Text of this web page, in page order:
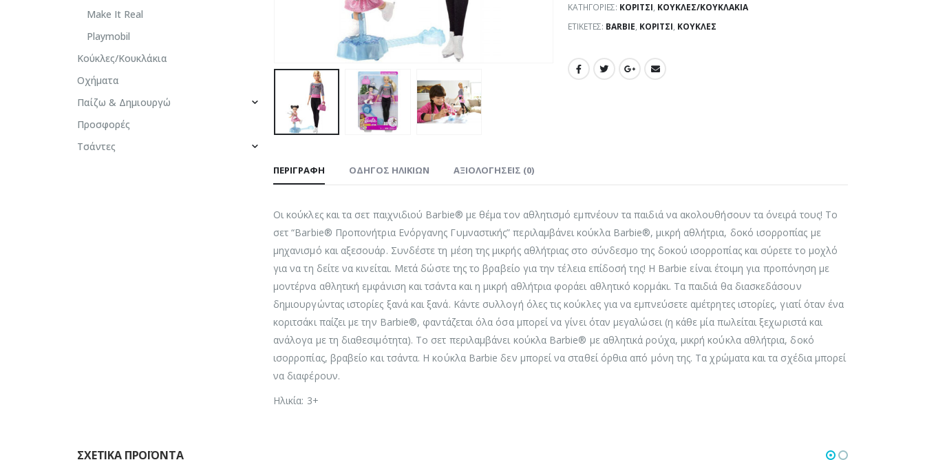
ΚΑΤΗΓΟΡΊΕΣ: ΚΟΡΊΤΣΙ, ΚΟΎΚΛΕΣ/ΚΟΥΚΛΆΚΙΑ
ΕΤΙΚΈΤΕΣ: BARBIE, ΚΟΡΊΤΣΙ, ΚΟΎΚΛΕΣ
ΠΕΡΙΓΡΑΦΉ ΟΔΗΓΌΣ ΗΛΙΚΙΏΝ ΑΞΙΟΛΟΓΉΣΕΙΣ (0)
Οι κούκλες και τα σετ παιχνιδιού Barbie® με θέμα τον αθλητισμό εμπνέουν τα παιδιά να ακολουθήσουν τα όνειρά τους! Το
σετ “Barbie® Προπονήτρια Ενόργανης Γυμναστικής” περιλαμβάνει κούκλα Barbie®, μικρή αθλήτρια, δοκό ισορροπίας με
μηχανισμό και αξεσουάρ. Συνδέστε τη μέση της μικρής αθλήτριας στο σύνδεσμο της δοκού ισορροπίας και σύρετε το μοχλό
για να τη δείτε να κινείται. Μετά δώστε της το βραβείο για την τέλεια επίδοσή της! Η Barbie είναι έτοιμη για προπόνηση με
μοντέρνα αθλητική εμφάνιση και τσάντα και η μικρή αθλήτρια φοράει αθλητικό κορμάκι. Τα παιδιά θα διασκεδάσουν
δημιουργώντας ιστορίες ξανά και ξανά. Κάντε συλλογή όλες τις κούκλες για να εμπνεύσετε αμέτρητες ιστορίες, γιατί όταν ένα
κοριτσάκι παίζει με την Barbie®, φαντάζεται όλα όσα μπορεί να γίνει όταν μεγαλώσει (η κάθε μία πωλείται ξεχωριστά και
ανάλογα με τη διαθεσιμότητα). Το σετ περιλαμβάνει κούκλα Barbie® με αθλητικά ρούχα, μικρή κούκλα αθλήτρια, δοκό
ισορροπίας, βραβείο και τσάντα. Η κούκλα Barbie δεν μπορεί να σταθεί όρθια από μόνη της. Τα χρώματα και τα σχέδια μπορεί
να διαφέρουν.
Ηλικία: 3+
Make It Real
Playmobil
Κούκλες/Κουκλάκια
Οχήματα
Παίζω & Δημιουργώ
Προσφορές
Τσάντες
ΣΧΕΤΙΚΆ ΠΡΟΪΌΝΤΑ